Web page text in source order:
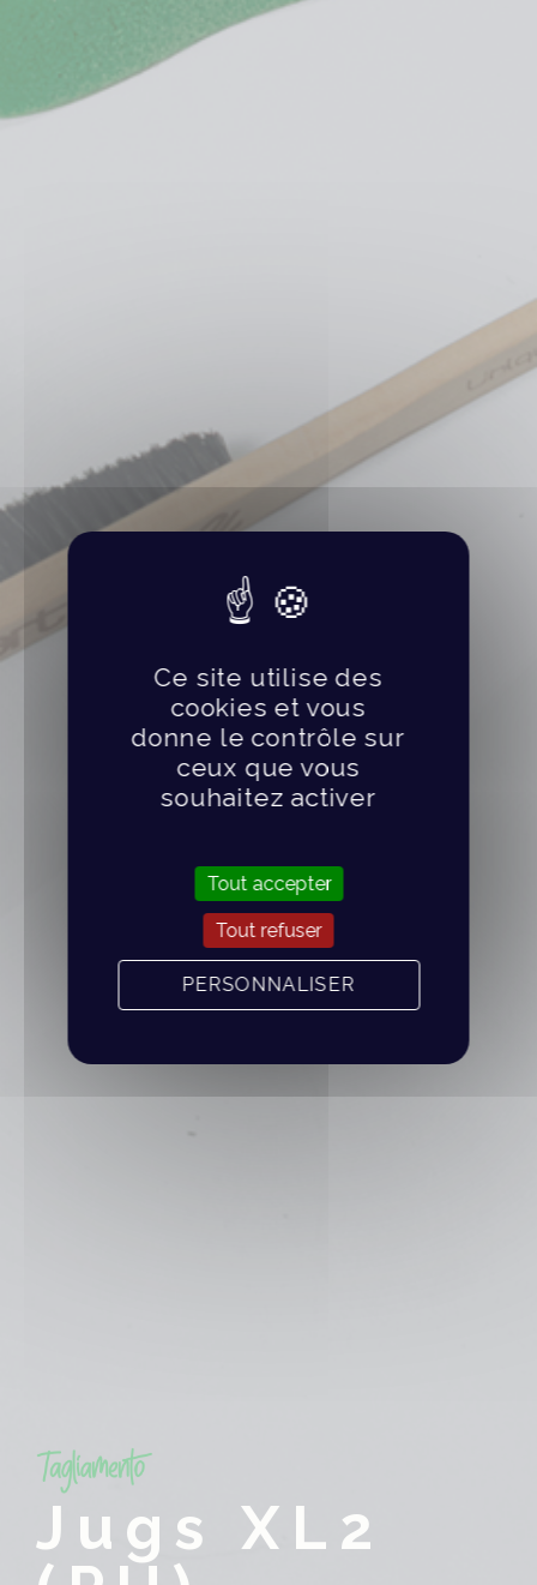
Jugs XL2
Ce site utilise des
cookies et vous
donne le contrôle sur
ceux que vous
souhaitez activer
Tout accepter
Tout refuser
PERSONNALISER